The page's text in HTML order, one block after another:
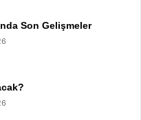
Son Gelişmeler